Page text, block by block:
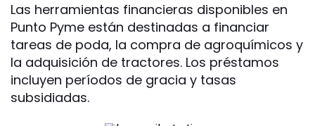
Las herramientas financieras disponibles en
Punto Pyme están destinadas a financiar
tareas de poda, la compra de agroquímicos y
la adquisición de tractores. Los préstamos
incluyen períodos de gracia y tasas
subsidiadas.